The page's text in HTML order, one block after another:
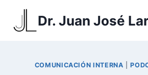
Saltar
Dr. Juan José
COMUNICACIÓN INTERNA |